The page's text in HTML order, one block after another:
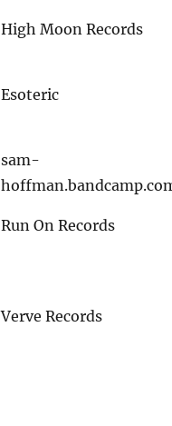
High Moon Records
Esoteric
sam-
Run On Records
Verve Records